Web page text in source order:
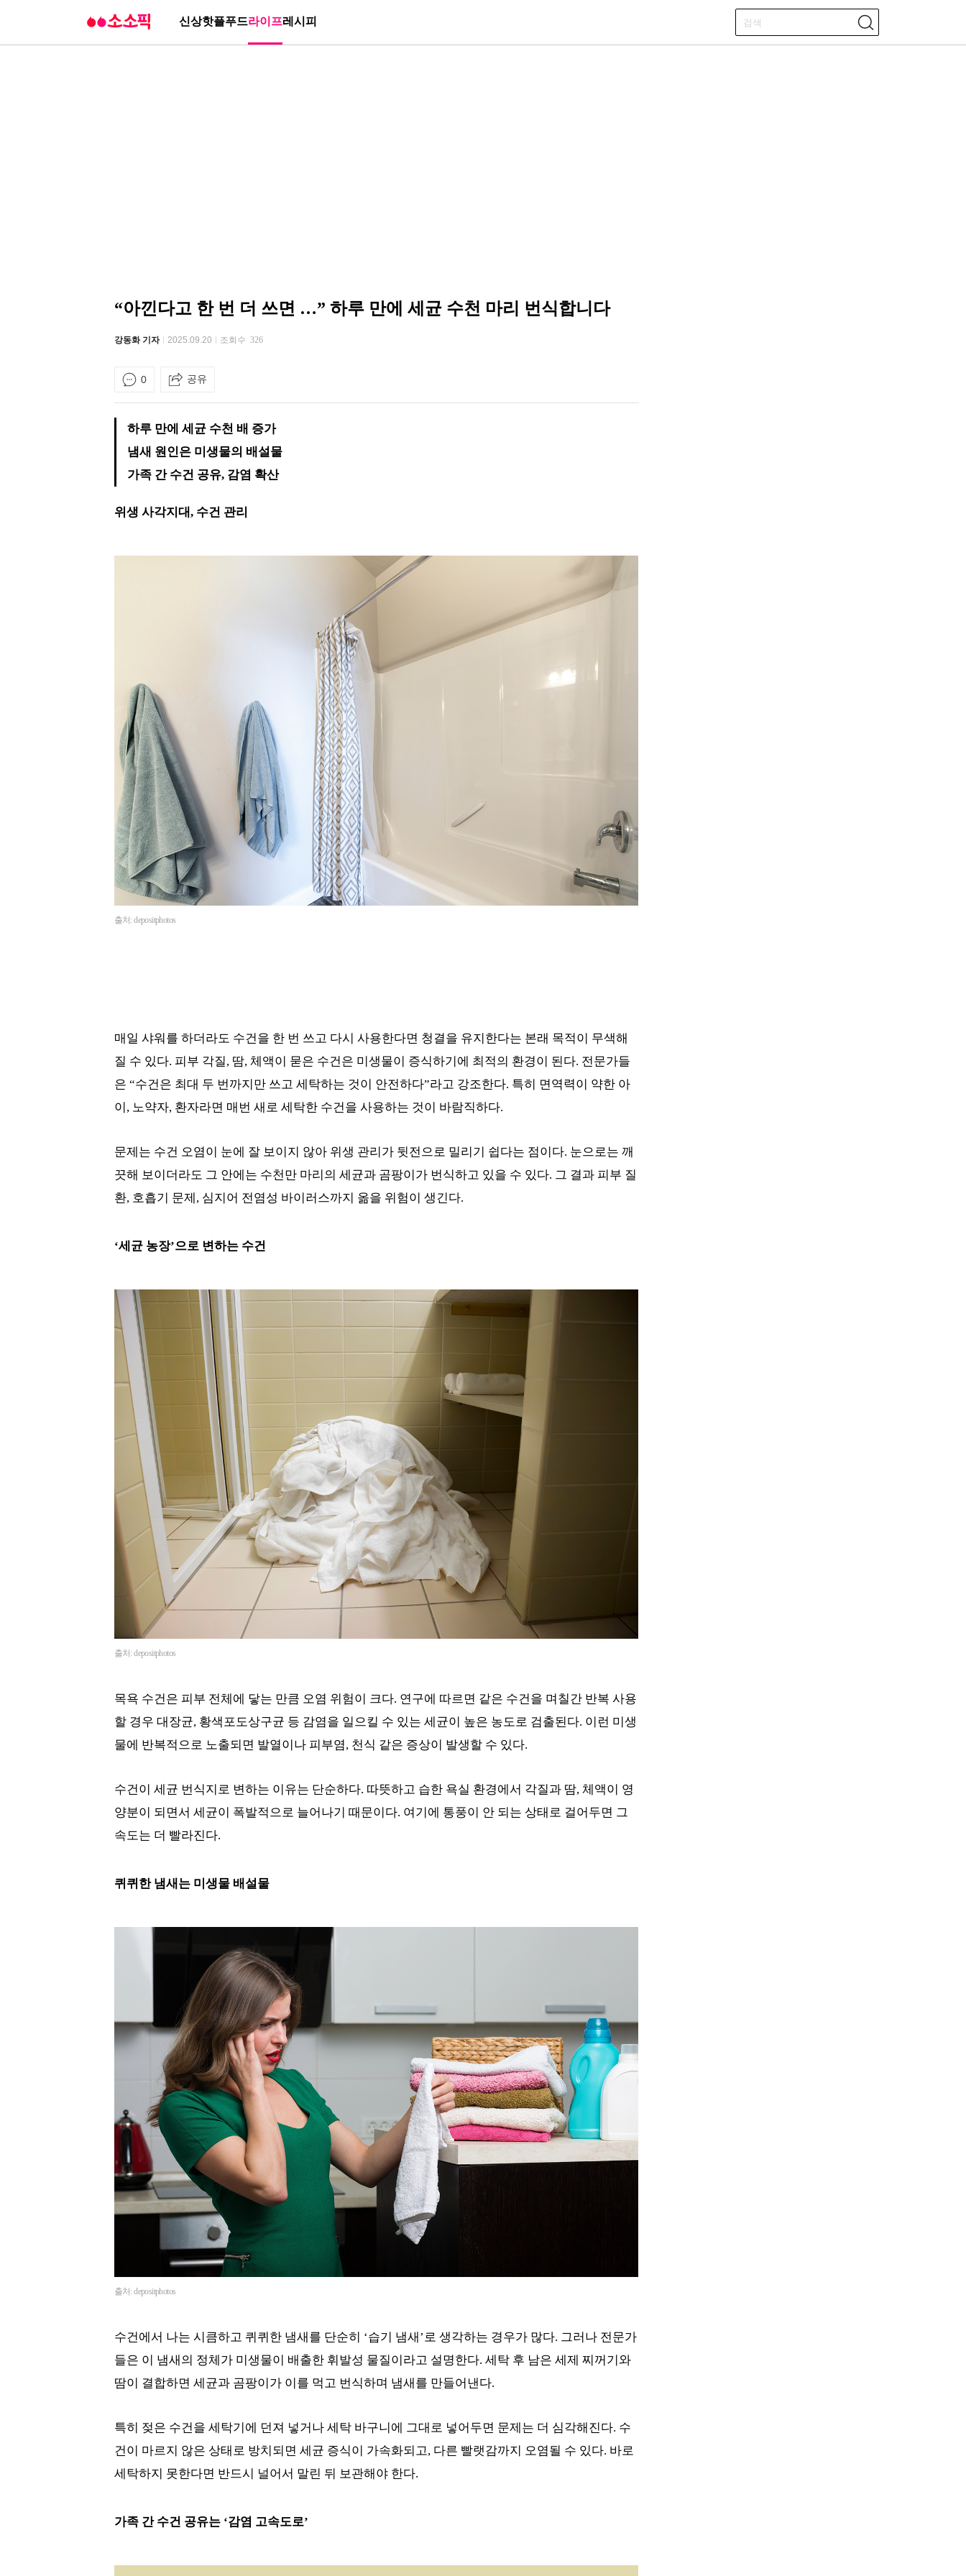
신상핫플푸드라이프레시피
“아낀다고 한 번 더 쓰면 …” 하루 만에 세균 수천 마리 번식합니다
강동화 기자 2025.09.20 조회수 326
0 공유
하루 만에 세균 수천 배 증가
냄새 원인은 미생물의 배설물
가족 간 수건 공유, 감염 확산
위생 사각지대, 수건 관리
출처: depositphotos
매일 샤워를 하더라도 수건을 한 번 쓰고 다시 사용한다면 청결을 유지한다는 본래 목적이 무색해
질 수 있다. 피부 각질, 땀, 체액이 묻은 수건은 미생물이 증식하기에 최적의 환경이 된다. 전문가들
은 “수건은 최대 두 번까지만 쓰고 세탁하는 것이 안전하다”라고 강조한다. 특히 면역력이 약한 아
이, 노약자, 환자라면 매번 새로 세탁한 수건을 사용하는 것이 바람직하다.
문제는 수건 오염이 눈에 잘 보이지 않아 위생 관리가 뒷전으로 밀리기 쉽다는 점이다. 눈으로는 깨
끗해 보이더라도 그 안에는 수천만 마리의 세균과 곰팡이가 번식하고 있을 수 있다. 그 결과 피부 질
환, 호흡기 문제, 심지어 전염성 바이러스까지 옮을 위험이 생긴다.
‘세균 농장’으로 변하는 수건
출처: depositphotos
목욕 수건은 피부 전체에 닿는 만큼 오염 위험이 크다. 연구에 따르면 같은 수건을 며칠간 반복 사용
할 경우 대장균, 황색포도상구균 등 감염을 일으킬 수 있는 세균이 높은 농도로 검출된다. 이런 미생
물에 반복적으로 노출되면 발열이나 피부염, 천식 같은 증상이 발생할 수 있다.
수건이 세균 번식지로 변하는 이유는 단순하다. 따뜻하고 습한 욕실 환경에서 각질과 땀, 체액이 영
양분이 되면서 세균이 폭발적으로 늘어나기 때문이다. 여기에 통풍이 안 되는 상태로 걸어두면 그
속도는 더 빨라진다.
퀴퀴한 냄새는 미생물 배설물
출처: depositphotos
수건에서 나는 시큼하고 퀴퀴한 냄새를 단순히 ‘습기 냄새’로 생각하는 경우가 많다. 그러나 전문가
들은 이 냄새의 정체가 미생물이 배출한 휘발성 물질이라고 설명한다. 세탁 후 남은 세제 찌꺼기와
땀이 결합하면 세균과 곰팡이가 이를 먹고 번식하며 냄새를 만들어낸다.
특히 젖은 수건을 세탁기에 던져 넣거나 세탁 바구니에 그대로 넣어두면 문제는 더 심각해진다. 수
건이 마르지 않은 상태로 방치되면 세균 증식이 가속화되고, 다른 빨랫감까지 오염될 수 있다. 바로
세탁하지 못한다면 반드시 널어서 말린 뒤 보관해야 한다.
가족 간 수건 공유는 ‘감염 고속도로’